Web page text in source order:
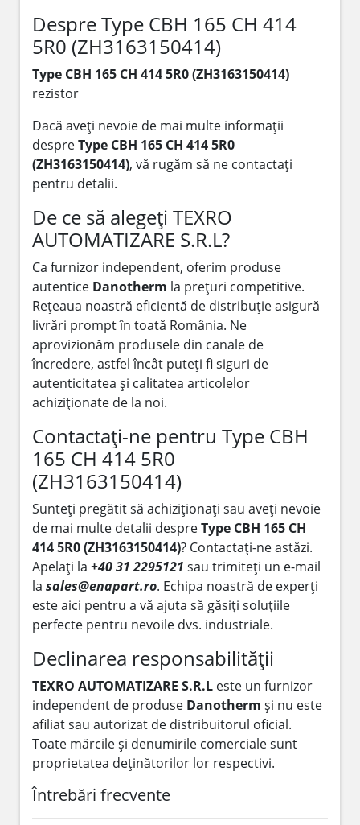
Despre Type CBH 165 CH 414
5R0 (ZH3163150414)
Type CBH 165 CH 414 5R0 (ZH3163150414)
rezistor
Dacă aveți nevoie de mai multe informații
despreType CBH 165 CH 414 5R0
(ZH3163150414), vă rugăm să ne contactați
pentru detalii.
De ce să alegeți TEXRO
AUTOMATIZARE S.R.L?
Ca furnizor independent, oferim produse
autentice Danotherm la prețuri competitive.
Rețeaua noastră eficientă de distribuție asigură
livrări prompt în toată România. Ne
aprovizionăm produsele din canale de
încredere, astfel încât puteți fi siguri de
autenticitatea și calitatea articolelor
achiziționate de la noi.
Contactați-ne pentru Type CBH
165 CH 414 5R0
(ZH3163150414)
Sunteți pregătit să achiziționați sau aveți nevoie
de mai multe detalii despreType CBH 165 CH
414 5R0 (ZH3163150414)? Contactați-ne astăzi.
Apelați la +40 31 2295121 sau trimiteți un e-mail
la sales@enapart.ro. Echipa noastră de experți
este aici pentru a vă ajuta să găsiți soluțiile
perfecte pentru nevoile dvs. industriale.
Declinarea responsabilității
TEXRO AUTOMATIZARE S.R.L este un furnizor
independent de produse Danotherm și nu este
afiliat sau autorizat de distribuitorul oficial.
Toate mărcile și denumirile comerciale sunt
proprietatea deținătorilor lor respectivi.
Întrebări frecvente